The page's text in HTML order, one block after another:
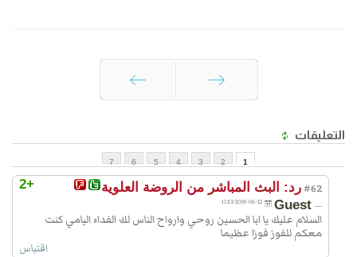
التعليقات
1
2
3
4
5
6
7
+2 #62رد: البث المباشر من الروضة العلوية
—
Guest
2018-06-12 11:53
السلام عليك يا ابا الحسين روحي وارواح الناس لك الفداء اليامي كنت
معكم للفوز فوزا عظيما
اقتباس